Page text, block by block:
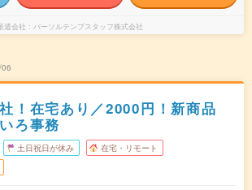
遣会社 パーソルテンプスタッフ株式会社
！在宅あり／2000円！新商品
ろ事務
土日祝日が休み 在宅・リモート